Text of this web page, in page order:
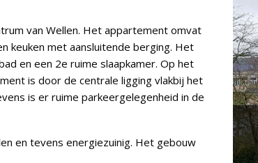
van Wellen. Het appartement omvat
keuken met aansluitende berging. Het
en een 2e ruime slaapkamer. Op het
is door de centrale ligging vlakbij het
is er ruime parkeergelegenheid in de
en tevens energiezuinig. Het gebouw